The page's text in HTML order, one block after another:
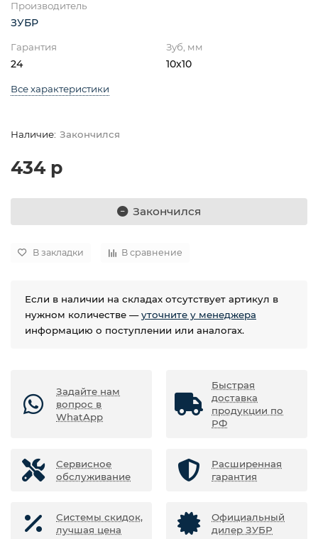
Производитель
ЗУБР
Гарантия
24
Зуб, мм
10x10
Все характеристики
Закончился
434 р
Закончился
В закладки В сравнение
Если в наличии на складах отсутствует артикул в
нужном количестве —уточните у менеджера
информацию о поступлении или аналогах.
Задайте нам
вопрос в
WhatApp
Быстрая
доставка
продукции по
РФ
Сервисное
обслуживание
Расширенная
гарантия
Системы скидок,
лучшая цена
Официальный
дилер ЗУБР